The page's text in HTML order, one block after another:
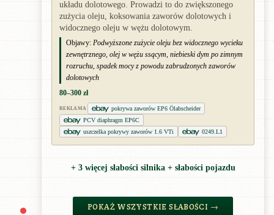
układu dolotowego. Prowadzi to do zwiększonego
zużycia oleju, koksowania zaworów dolotowych i
widocznego oleju w wężu dolotowym.
Objawy: Podwyższone zużycie oleju bez widocznego wycieku
zewnętrznego, olej w wężu ssącym, niebieski dym po zimnym
rozruchu, spadek mocy z powodu zabrudzonych zaworów
dolotowych
80–300 zł
REKLAMA
pokrywa zaworów EP6 Ölabscheider
PCV diaphragm EP6C
uszczelka pokrywy zaworów 1.6 VTi
0249.L1
+ 3 więcej słabości silnika + słabości pojazdu
POKAŻ WSZYSTKIE SŁABOŚCI →